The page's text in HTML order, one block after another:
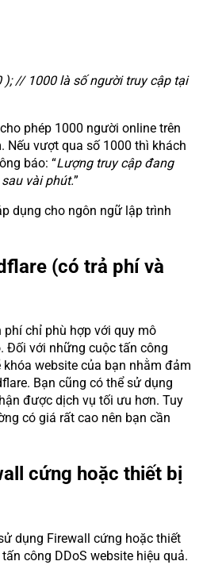
); // 1000 là số người truy cập tại
phép 1000 người online trên
Nếu vượt qua số 1000 thì khách
báo: “Lượng truy cập đang
vài phút.”
dụng cho ngôn ngữ lập trình
(có trả phí và
chỉ phù hợp với quy mô
Đối với những cuộc tấn công
website của bạn nhằm đảm
Bạn cũng có thể sử dụng
được dịch vụ tối ưu hơn. Tuy
có giá rất cao nên bạn cần
cứng hoặc thiết bị
dụng Firewall cứng hoặc thiết
công DDoS website hiệu quả.